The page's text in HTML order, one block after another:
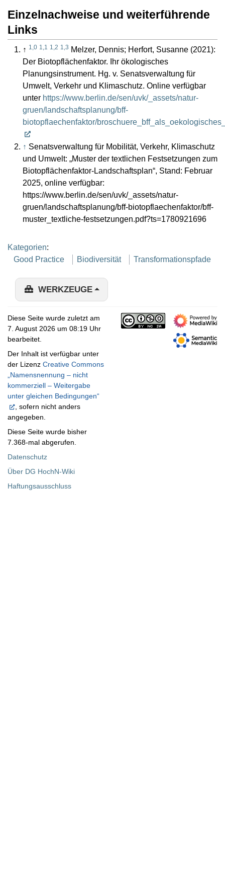
Einzelnachweise und weiterführende
Links
↑ 1,0 1,1 1,2 1,3 Melzer, Dennis; Herfort, Susanne (2021):
Der Biotopflächenfaktor. Ihr ökologisches
Planungsinstrument. Hg. v. Senatsverwaltung für
Umwelt, Verkehr und Klimaschutz. Online verfügbar
unter https://www.berlin.de/sen/uvk/_assets/natur-
gruen/landschaftsplanung/bff-
biotopflaechenfaktor/
↑ Senatsverwaltung für Mobilität, Verkehr, Klimaschutz
und Umwelt: „Muster der textlichen Festsetzungen zum
Biotopflächenfaktor-Landschaftsplan“, Stand: Februar
2025, online verfügbar:
https://www.berlin.de/sen/uvk/_assets/natur-
gruen/landschaftsplanung/bff-biotopflaechenfaktor/bff-
muster_textliche-festsetzungen.pdf?ts=1780921696
Kategorien:
Good Practice
Biodiversität Transformationspfade
WERKZEUGE
Diese Seite wurde zuletzt am
7. August 2026 um 08:19 Uhr
bearbeitet.
Der Inhalt ist verfügbar unter
der Lizenz Creative Commons
„Namensnennung – nicht
kommerziell – Weitergabe
unter gleichen Bedingungen“
, sofern nicht anders
angegeben.
Diese Seite wurde bisher
7.368-mal abgerufen.
Datenschutz
Über DG HochN-Wiki
Haftungsausschluss